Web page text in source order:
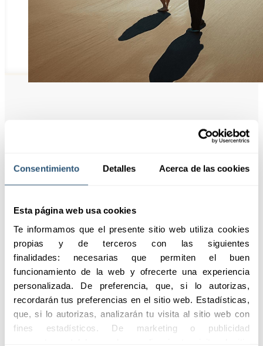
Consentimiento Detalles Acerca de las cookies
Esta página web usa cookies
Te informamos que el presente sitio web utiliza cookies
propias y de terceros con las siguientes
finalidades: necesarias que permiten el buen
funcionamiento de la web y ofrecerte una experiencia
personalizada. De preferencia, que, si lo autorizas,
recordarán tus preferencias en el sitio web. Estadísticas,
que, si lo autorizas, analizarán tu visita al sitio web con
fines estadísticos. De marketing o publicidad
Pagos cubre los principales
riesgos asociados a la
incapacidad de afrontar los
pagos de una hipoteca:
Solicitar información
01
Pérdida